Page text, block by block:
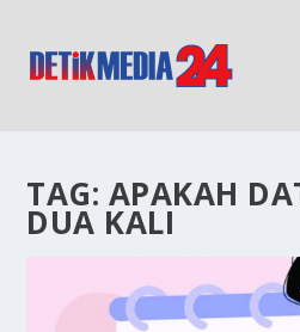
TAG: APAKAH
DUA KALI